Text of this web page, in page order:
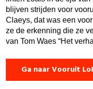
blijven strijden voor
Claeys, dat was een
ze de erkenning die ze
van Tom Waes “Het
Ga naar Vooruit